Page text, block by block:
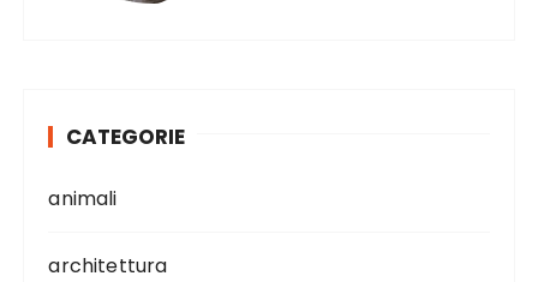
CATEGORIE
animali
architettura